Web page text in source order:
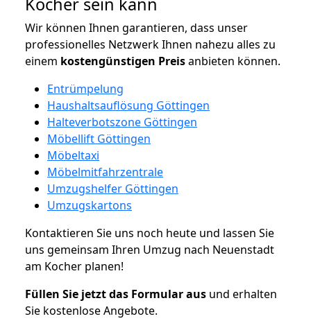
Wir können Ihnen garantieren, dass unser
professionelles Netzwerk Ihnen nahezu alles zu
einem kostengünstigen Preisanbieten können.
Entrümpelung
Haushaltsauflösung Göttingen
Halteverbotszone Göttingen
Möbellift Göttingen
Möbeltaxi
Möbelmitfahrzentrale
Umzugshelfer Göttingen
Umzugskartons
Kontaktieren Sie uns noch heute und lassen Sie
uns gemeinsam Ihren Umzug nach Neuenstadt
am Kocher planen!
Füllen Sie jetzt das Formular aus und erhalten
Sie kostenlose Angebote.